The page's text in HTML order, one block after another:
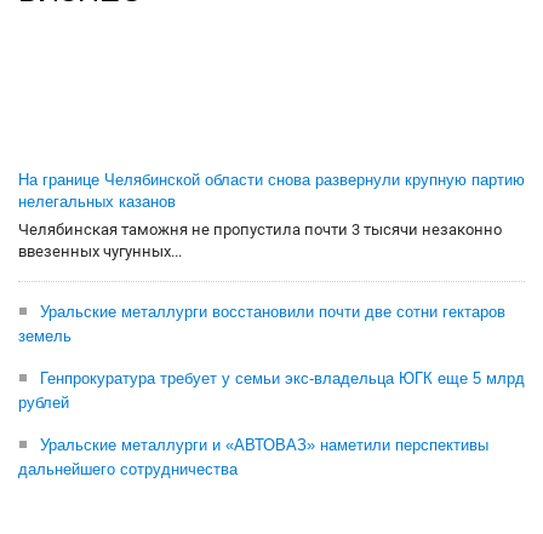
На границе Челябинской области снова развернули крупную партию
нелегальных казанов
Челябинская таможня не пропустила почти 3 тысячи незаконно
ввезенных чугунных...
Уральские металлурги восстановили почти две сотни гектаров
земель
Генпрокуратура требует у семьи экс-владельца ЮГК еще 5 млрд
рублей
Уральские металлурги и «АВТОВАЗ» наметили перспективы
дальнейшего сотрудничества